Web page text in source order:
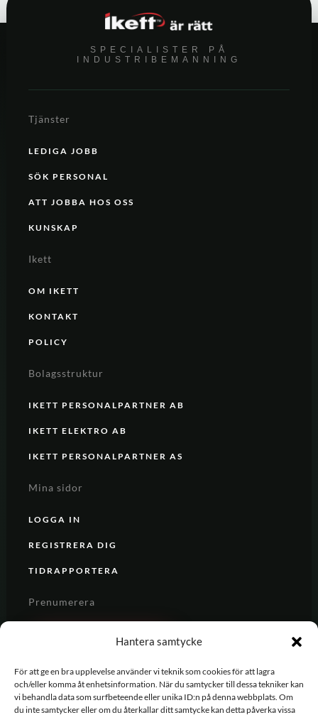
Hantera samtycke
För att ge en bra upplevelse använder vi teknik som cookies för att lagra
och/eller komma åt enhetsinformation. När du samtycker till dessa tekniker kan
vi behandla data som surfbeteende eller unika ID:n på denna webbplats. Om
du inte samtycker eller om du återkallar ditt samtycke kan detta påverka vissa
SPECIALISTER PÅ
INDUSTRIBEMANNING
Tjänster
LEDIGA JOBB
SÖK PERSONAL
ATT JOBBA HOS OSS
KUNSKAP
Ikett
OM IKETT
KONTAKT
POLICY
Bolagsstruktur
IKETT PERSONALPARTNER AB
IKETT ELEKTRO AB
IKETT PERSONALPARTNER AS
Mina sidor
LOGGA IN
REGISTRERA DIG
TIDRAPPORTERA
Prenumerera
REGISTRERA DIG